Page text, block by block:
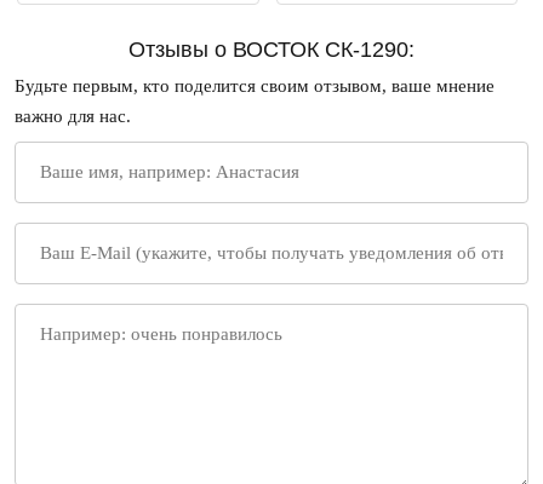
Отзывы о ВОСТОК СК-1290:
Будьте первым, кто поделится своим отзывом, ваше мнение
важно для нас.